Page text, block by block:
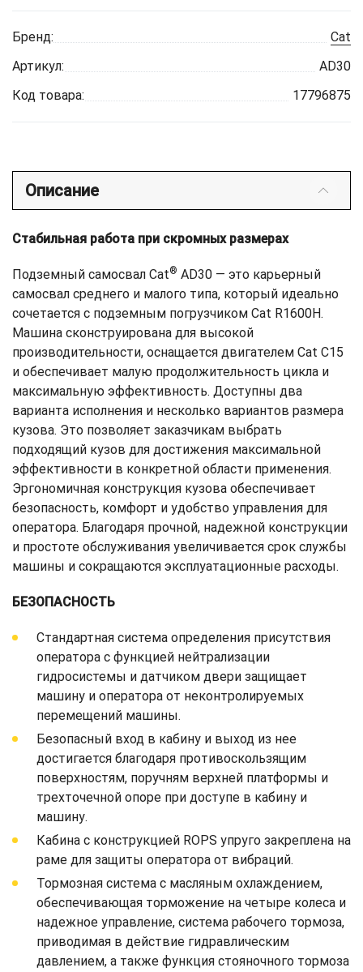
Бренд:
Cat
Артикул:
AD30
Код товара:
17796875
Описание
Стабильная работа при скромных размерах
Подземный самосвал Cat® AD30 — это карьерный
самосвал среднего и малого типа, который идеально
сочетается с подземным погрузчиком Cat R1600H.
Машина сконструирована для высокой
производительности, оснащается двигателем Cat C15
и обеспечивает малую продолжительность цикла и
максимальную эффективность. Доступны два
варианта исполнения и несколько вариантов размера
кузова. Это позволяет заказчикам выбрать
подходящий кузов для достижения максимальной
эффективности в конкретной области применения.
Эргономичная конструкция кузова обеспечивает
безопасность, комфорт и удобство управления для
оператора. Благодаря прочной, надежной конструкции
и простоте обслуживания увеличивается срок службы
машины и сокращаются эксплуатационные расходы.
БЕЗОПАСНОСТЬ
Стандартная система определения присутствия
оператора с функцией нейтрализации
гидросистемы и датчиком двери защищает
машину и оператора от неконтролируемых
перемещений машины.
Безопасный вход в кабину и выход из нее
достигается благодаря противоскользящим
поверхностям, поручням верхней платформы и
трехточечной опоре при доступе в кабину и
машину.
Кабина с конструкцией ROPS упруго закреплена на
раме для защиты оператора от вибраций.
Тормозная система с масляным охлаждением,
обеспечивающая торможение на четыре колеса и
надежное управление, система рабочего тормоза,
приводимая в действие гидравлическим
давлением, а также функция стояночного тормоза